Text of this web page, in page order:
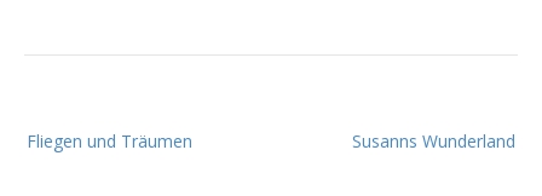
e Susanns Wunderland
Fliegen und Träumen